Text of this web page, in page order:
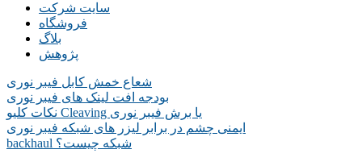
سایت شرکت
فروشگاه
بلاگ
پژوهش
شعاع خمش کابل فیبر نوری
بودجه افت لینک های فیبر نوری
نکات کلیو Cleaving یا برش فیبر نوری
ایمنی چشم در برابر لیزر های شبکه فیبر نوری
backhaul شبکه چیست؟